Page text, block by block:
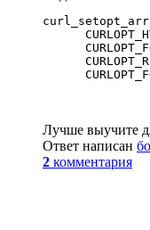
Лучше выучите
Ответ написан
2 комментария